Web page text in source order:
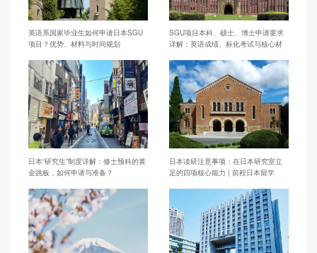
英语系国家毕业生如何申请日本SGU
项目？优势、材料与时间规划
SGU项目本科、硕士、博士申请要求
详解：英语成绩、标化考试与核心材
日本“研究生”制度详解：修士预科的黄
金跳板，如何申请与准备？
日本读研注意事项：在日本研究室立
足的四项核心能力 | 前程日本留学